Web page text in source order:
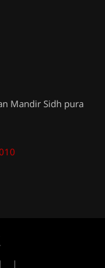
Mandir Sidh pura